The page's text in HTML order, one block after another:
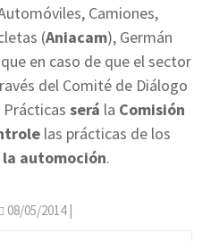
Camiones,
(Aniacam), Germán
en caso de que el sector
del Comité de Diálogo
será la Comisión
las prácticas de los
la automoción.
08/05/2014|